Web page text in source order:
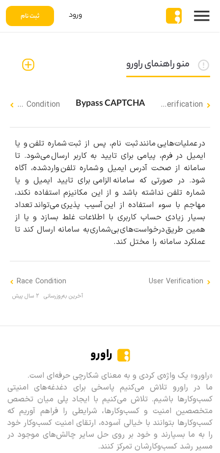
ورود ثبت نام
منو راهنمای راورو
User Verification
Bypass CAPTCHA
Race Condition
در عملیات‌هایی مانند ثبت نام، پس از ثبت شماره تلفن و یا
ایمیل در فرم، پیامی برای تایید به کاربر ارسال می‌شود. تا
سامانه از صحت آدرس ایمیل و شماره تلفن واردشده، آگاه
شود. در صورتی که سامانه الزامی برای تایید ایمیل و یا
شماره تلفن نداشته باشد و از این مکانیزم استفاده نکند،
مهاجم با سوء استفاده از این آسیب پذیری می‌تواند تعداد
بسیار زیادی حساب کاربری با اطلاعات غلط بسازد و یا از
همین طریق درخواست‌های بی‌شماری به سامانه ارسال کند تا
عملکرد سامانه را مختل کند.
User Verification
Race Condition
آخرین به‌روزرسانی ۲ سال پیش
راورو
«راورو» یک واژه‌ی کردی و به معنای شکارچی حرفه‌ای است.
ما در راورو تلاش می‌کنیم پاسخی برای دغدغه‌های امنیتی
کسب‌وکارها باشیم. تلاش می‌کنیم با ایجاد پلی میان تخصص
متخصصین امنیت و کسب‌وکارها، شرایطی را فراهم آوریم که
کسب‌وکارها بتوانند با خیالی آسوده، ارتقای امنیت کسب‌وکار خود
را به ما بسپارند و خود بر روی حل سایر چالش‌های موجود در
مسیر رشد کسب‌وکارشان تمرکز کنند.